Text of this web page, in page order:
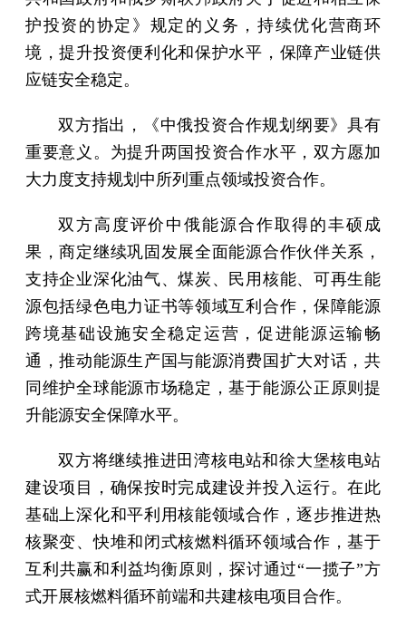
护投资的协定》规定的义务，持续优化营商环
境，提升投资便利化和保护水平，保障产业链供
应链安全稳定。
双方指出，《中俄投资合作规划纲要》具有
重要意义。为提升两国投资合作水平，双方愿加
大力度支持规划中所列重点领域投资合作。
双方高度评价中俄能源合作取得的丰硕成
果，商定继续巩固发展全面能源合作伙伴关系，
支持企业深化油气、煤炭、民用核能、可再生能
源包括绿色电力证书等领域互利合作，保障能源
跨境基础设施安全稳定运营，促进能源运输畅
通，推动能源生产国与能源消费国扩大对话，共
同维护全球能源市场稳定，基于能源公正原则提
升能源安全保障水平。
双方将继续推进田湾核电站和徐大堡核电站
建设项目，确保按时完成建设并投入运行。在此
基础上深化和平利用核能领域合作，逐步推进热
核聚变、快堆和闭式核燃料循环领域合作，基于
互利共赢和利益均衡原则，探讨通过“一揽子”方
式开展核燃料循环前端和共建核电项目合作。